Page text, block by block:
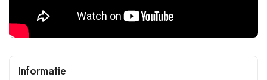
Informatie